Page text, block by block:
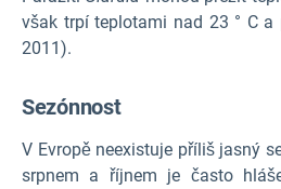
však trpí teplotami nad 23 ° C a
2011).
Sezónnost
V Evropě neexistuje příliš jasný
srpnem a říjnem je často